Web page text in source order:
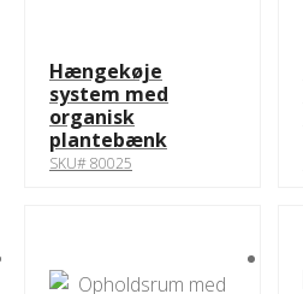
Hængekøje
system med
organisk
plantebænk
SKU# 80025